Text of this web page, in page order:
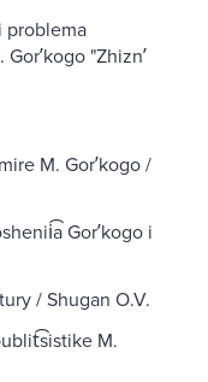
problema
"Zhiznʹ
M. Gorʹkogo /
Gorʹkogo i
/ Shugan O.V.
M.